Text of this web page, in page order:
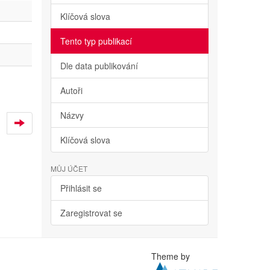
Klíčová slova
Tento typ publikací
Dle data publikování
Autoři
Názvy
Klíčová slova
MŮJ ÚČET
Přihlásit se
Zaregistrovat se
Theme by